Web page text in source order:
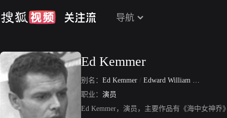
导航
Ed Kemmer
别名： Ed Kemmer / Edward William Kemmerer
职业： 演员
Ed Kemmer，演员，主要作品有《海中女神乔